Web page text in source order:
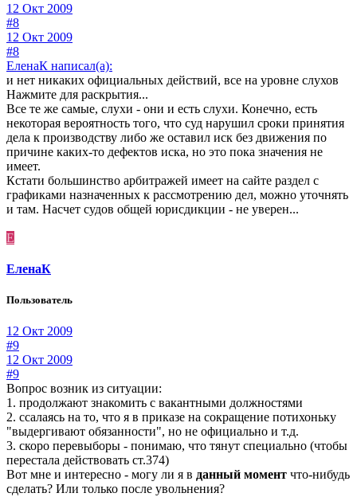
12 Окт 2009
#8
12 Окт 2009
#8
ЕленаК написал(а):
и нет никаких официальных действий, все на уровне слухов
Нажмите для раскрытия...
Все те же самые, слухи - они и есть слухи. Конечно, есть
некоторая вероятность того, что суд нарушил сроки принятия
дела к производству либо же оставил иск без движения по
причине каких-то дефектов иска, но это пока значения не
имеет.
Кстати большинство арбитражей имеет на сайте раздел с
графиками назначенных к рассмотрению дел, можно уточнять
и там. Насчет судов общей юрисдикции - не уверен...
Е
ЕленаК
Пользователь
12 Окт 2009
#9
12 Окт 2009
#9
Вопрос возник из ситуации:
1. продолжают знакомить с вакантными должностями
2. ссалаясь на то, что я в приказе на сокращение потихоньку
"выдергивают обязанности", но не официально и т.д.
3. скоро перевыборы - понимаю, что тянут специально (чтобы
перестала действовать ст.374)
Вот мне и интересно - могу ли я в данный момент что-нибудь
сделать? Или только после увольнения?